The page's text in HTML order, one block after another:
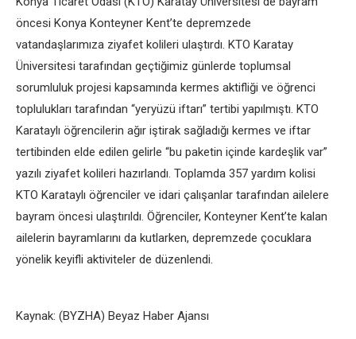
öncesi Konya Konteyner Kent’te depremzede
vatandaşlarımıza ziyafet kolileri ulaştırdı. KTO Karatay
Üniversitesi tarafından geçtiğimiz günlerde toplumsal
sorumluluk projesi kapsamında kermes aktifliği ve öğrenci
toplulukları tarafından “yeryüzü iftarı” tertibi yapılmıştı. KTO
Karataylı öğrencilerin ağır iştirak sağladığı kermes ve iftar
tertibinden elde edilen gelirle “bu paketin içinde kardeşlik var”
yazılı ziyafet kolileri hazırlandı. Toplamda 357 yardım kolisi
KTO Karataylı öğrenciler ve idari çalışanlar tarafından ailelere
bayram öncesi ulaştırıldı. Öğrenciler, Konteyner Kent’te kalan
ailelerin bayramlarını da kutlarken, depremzede çocuklara
yönelik keyifli aktiviteler de düzenlendi.
Kaynak: (BYZHA) Beyaz Haber Ajansı